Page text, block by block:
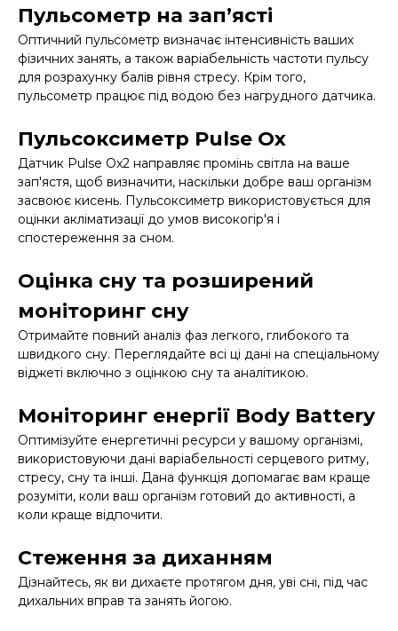
Пульсометр на зап’ясті
Оптичний пульсометр визначає інтенсивність ваших
фізичних занять, а також варіабельність частоти пульсу
для розрахунку балів рівня стресу. Крім того,
пульсометр працює під водою без нагрудного датчика.
Пульсоксиметр Pulse Ox
Датчик Pulse Ox2 направляє промінь світла на ваше
зап'ястя, щоб визначити, наскільки добре ваш організм
засвоює кисень. Пульсоксиметр використовується для
оцінки акліматизації до умов високогір'я і
спостереження за сном.
Оцінка сну та розширений
моніторинг сну
Отримайте повний аналіз фаз легкого, глибокого та
швидкого сну. Переглядайте всі ці дані на спеціальному
віджеті включно з оцінкою сну та аналітикою.
Моніторинг енергії Body Battery
Оптимізуйте енергетичні ресурси у вашому організмі,
використовуючи дані варіабельності серцевого ритму,
стресу, сну та інші. Дана функція допомагає вам краще
розуміти, коли ваш організм готовий до активності, а
коли краще відпочити.
Стеження за диханням
Дізнайтесь, як ви дихаєте протягом дня, уві сні, під час
дихальних вправ та занять йогою.